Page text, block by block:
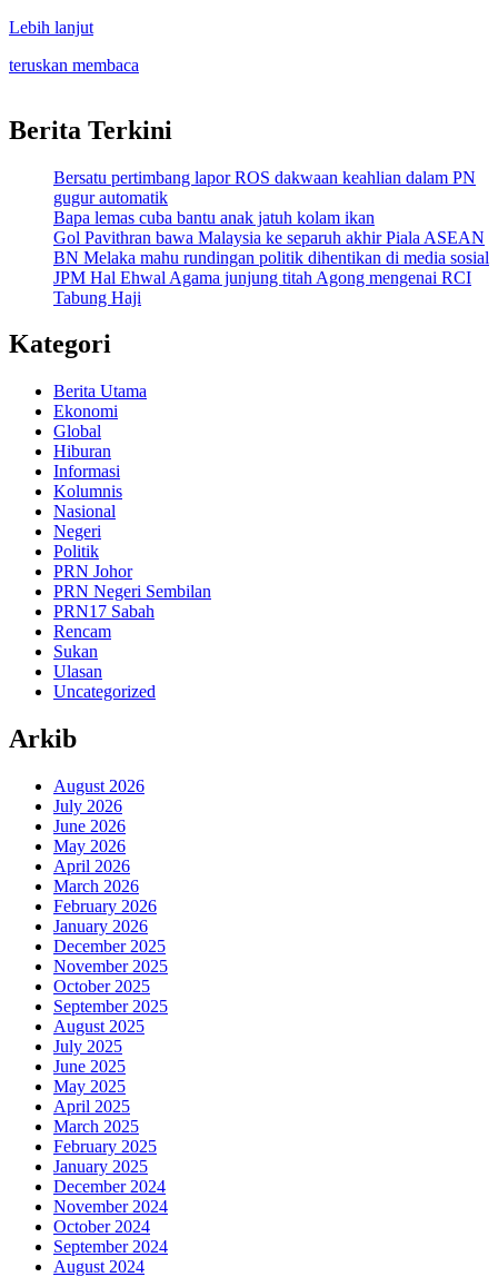
Lebih lanjut
teruskan membaca
Berita Terkini
Bersatu pertimbang lapor ROS dakwaan keahlian dalam PN
gugur automatik
Bapa lemas cuba bantu anak jatuh kolam ikan
Gol Pavithran bawa Malaysia ke separuh akhir Piala ASEAN
BN Melaka mahu rundingan politik dihentikan di media sosial
JPM Hal Ehwal Agama junjung titah Agong mengenai RCI
Tabung Haji
Kategori
Berita Utama
Ekonomi
Global
Hiburan
Informasi
Kolumnis
Nasional
Negeri
Politik
PRN Johor
PRN Negeri Sembilan
PRN17 Sabah
Rencam
Sukan
Ulasan
Uncategorized
Arkib
August 2026
July 2026
June 2026
May 2026
April 2026
March 2026
February 2026
January 2026
December 2025
November 2025
October 2025
September 2025
August 2025
July 2025
June 2025
May 2025
April 2025
March 2025
February 2025
January 2025
December 2024
November 2024
October 2024
September 2024
August 2024